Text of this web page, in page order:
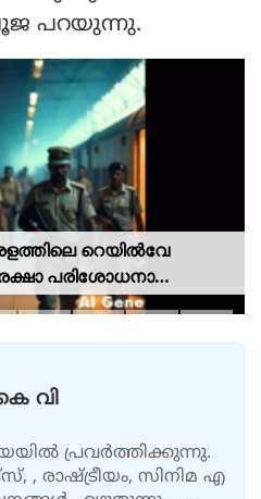
പറയുന്നു.
റെയില്‍വേ
പരിശോധനാ
ഓപ്പറേഷന്‍
വി
പ്രവർത്തിക്കുന്നു.
, രാഷ്ട്രീയം, സിനിമ എ